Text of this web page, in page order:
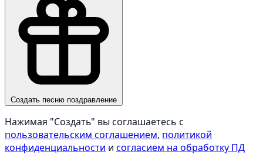
Создать песню поздравление
Нажимая "Создать" вы соглашаетесь с
пользовательским соглашением, политикой
конфиденциальности и согласием на обработку ПД